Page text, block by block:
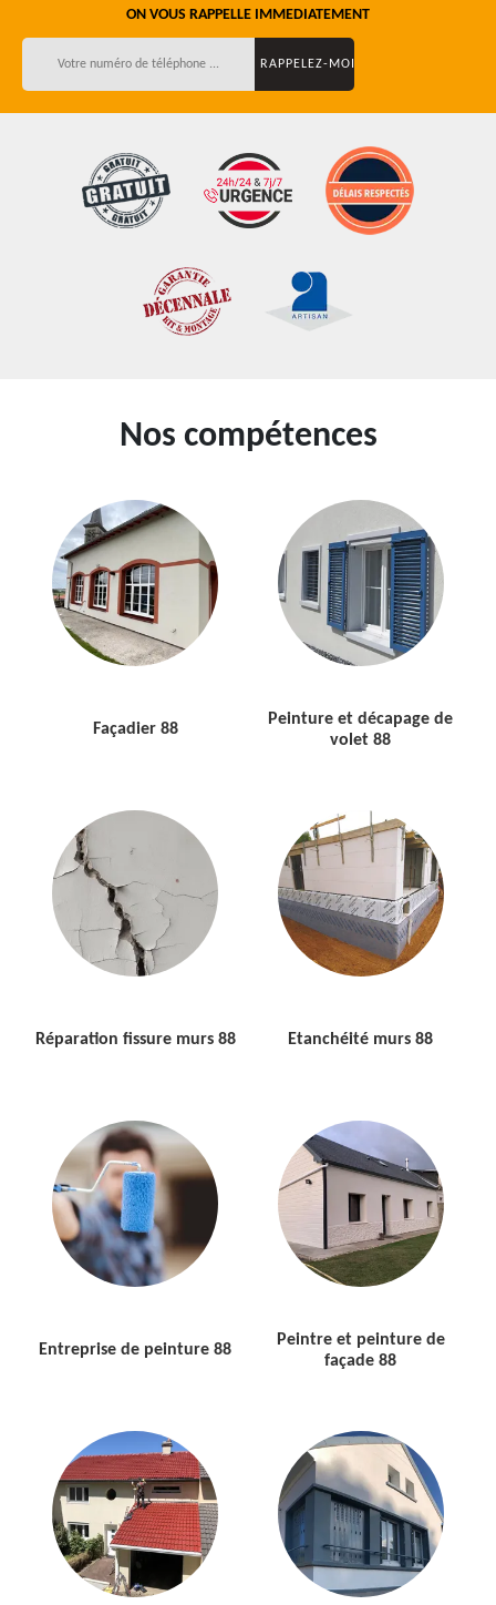
ON VOUS RAPPELLE IMMEDIATEMENT
Nos compétences
Façadier 88
Peinture et décapage de
volet 88
Réparation fissure murs 88 Etanchéité murs 88
Entreprise de peinture 88
Peintre et peinture de
façade 88